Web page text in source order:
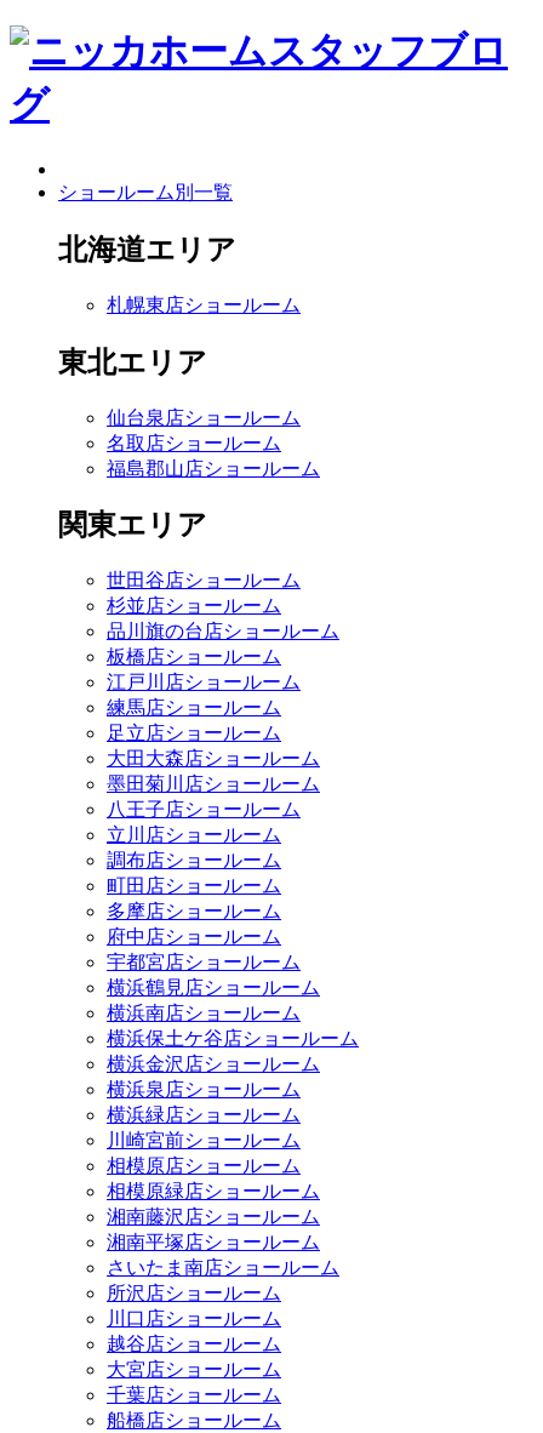
ショールーム別一覧
北海道エリア
札幌東店ショールーム
東北エリア
仙台泉店ショールーム
名取店ショールーム
福島郡山店ショールーム
関東エリア
世田谷店ショールーム
杉並店ショールーム
品川旗の台店ショールーム
板橋店ショールーム
江戸川店ショールーム
練馬店ショールーム
足立店ショールーム
大田大森店ショールーム
墨田菊川店ショールーム
八王子店ショールーム
立川店ショールーム
調布店ショールーム
町田店ショールーム
多摩店ショールーム
府中店ショールーム
宇都宮店ショールーム
横浜鶴見店ショールーム
横浜南店ショールーム
横浜保土ケ谷店ショールーム
横浜金沢店ショールーム
横浜泉店ショールーム
横浜緑店ショールーム
川崎宮前ショールーム
相模原店ショールーム
相模原緑店ショールーム
湘南藤沢店ショールーム
湘南平塚店ショールーム
さいたま南店ショールーム
所沢店ショールーム
川口店ショールーム
越谷店ショールーム
大宮店ショールーム
千葉店ショールーム
船橋店ショールーム